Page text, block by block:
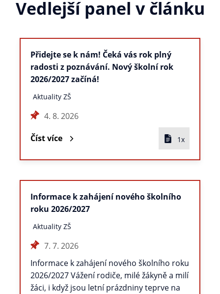
Vedlejší panel v článku
Přidejte se k nám! Čeká vás rok plný
radosti z poznávání. Nový školní rok
2026/2027 začíná!
Aktuality ZŠ
4. 8. 2026
Číst více 1x
Informace k zahájení nového školního
roku 2026/2027
Aktuality ZŠ
7. 7. 2026
Informace k zahájení nového školního roku
2026/2027 Vážení rodiče, milé žákyně a milí
žáci, i když jsou letní prázdniny teprve na